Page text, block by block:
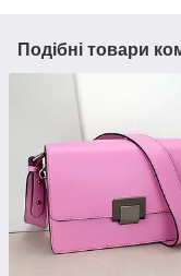
Подібні товари